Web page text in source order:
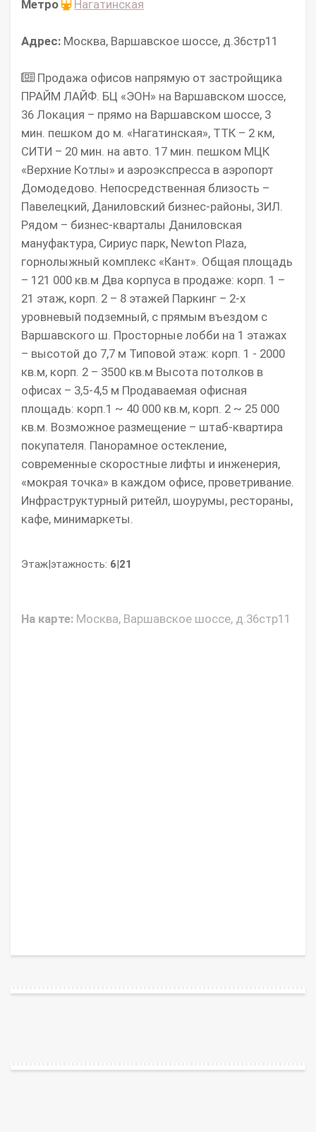
Метро Нагатинская
Адрес: Москва, Варшавское шоссе, д.36стр11
Продажа офисов напрямую от застройщика
ПРАЙМ ЛАЙФ. БЦ «ЭОН» на Варшавском шоссе,
36 Локация – прямо на Варшавском шоссе, 3
мин. пешком до м. «Нагатинская», ТТК – 2 км,
СИТИ – 20 мин. на авто. 17 мин. пешком МЦК
«Верхние Котлы» и аэроэкспресса в аэропорт
Домодедово. Непосредственная близость –
Павелецкий, Даниловский бизнес-районы, ЗИЛ.
Рядом – бизнес-кварталы Даниловская
мануфактура, Сириус парк, Newton Plaza,
горнолыжный комплекс «Кант». Общая площадь
– 121 000 кв.м Два корпуса в продаже: корп. 1 –
21 этаж, корп. 2 – 8 этажей Паркинг – 2-х
уровневый подземный, с прямым въездом с
Варшавского ш. Просторные лобби на 1 этажах
– высотой до 7,7 м Типовой этаж: корп. 1 - 2000
кв.м, корп. 2 – 3500 кв.м Высота потолков в
офисах – 3,5-4,5 м Продаваемая офисная
площадь: корп.1 ~ 40 000 кв.м, корп. 2 ~ 25 000
кв.м. Возможное размещение – штаб-квартира
покупателя. Панорамное остекление,
современные скоростные лифты и инженерия,
«мокрая точка» в каждом офисе, проветривание.
Инфраструктурный ритейл, шоурумы, рестораны,
кафе, минимаркеты.
Этаж|этажность: 6|21
На карте: Москва, Варшавское шоссе, д.36стр11